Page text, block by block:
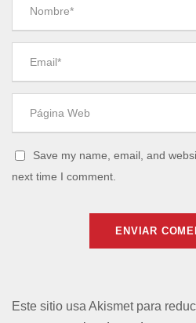
Save my name, email, and
next time I comment.
Este sitio usa Akismet para